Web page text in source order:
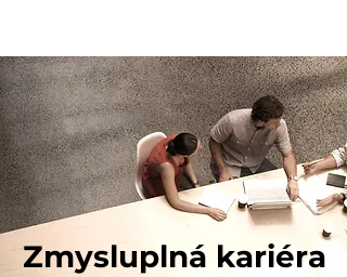
Zmysluplná kariéra
Zmysluplná kariéra